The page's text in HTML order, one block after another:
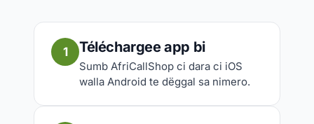
1 Téléchargee app bi
Sumb AfriCallShop ci dara ci iOS
walla Android te dëggal sa nimero.